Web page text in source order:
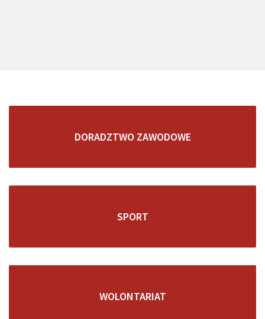
DORADZTWO ZAWODOWE
SPORT
WOLONTARIAT